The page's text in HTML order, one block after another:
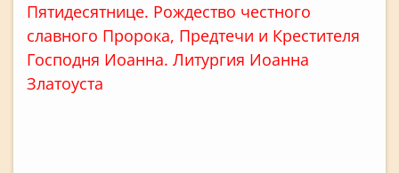
Пятидесятнице. Рождество честного
славного Пророка, Предтечи и Крестителя
Господня Иоанна. Литургия Иоанна
Златоуста